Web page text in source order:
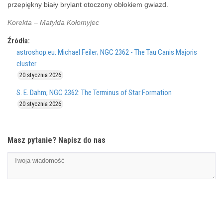
przepiękny biały brylant otoczony obłokiem gwiazd.
Korekta – Matylda Kołomyjec
Źródła:
astroshop.eu: Michael Feiler; NGC 2362 - The Tau Canis Majoris
cluster
20 stycznia 2026
S. E. Dahm; NGC 2362: The Terminus of Star Formation
20 stycznia 2026
Masz pytanie? Napisz do nas